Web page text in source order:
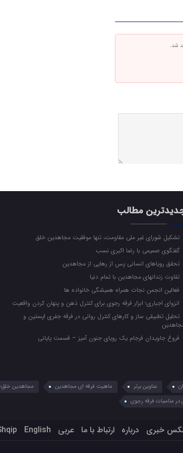
شد.
مطالب
تشکیل شورای غیر ملی مقاومت، تنها موفقیت مجاهدین خلق
گفتگوی صمیمی با رضا اکبری نسب
تحقق رویاهای انسانی پس از رهایی از مجاهدین
تفاوت زندانهای مجاهدین با تمام دنیا
فعالین انجمن نجات همراه همیشگی خانواده ها
انزوای اجباری؛ ابزار فرقه رجوی برای کنترل ذهن و پنهان کردن واقعیت
تحلیل تطبیقی ساز و کارهای کنترل روانی در فرقه جفری اپستین و
فروغ جاویدان فرجام یک رویای جنون آمیز – قسمت پایانی
عناوین برتر ماهیت فرقه ای مجاهدین مجاهدین
در مناسبات فرقه رجوی
خبری درباره ارتباط با ما عربي English